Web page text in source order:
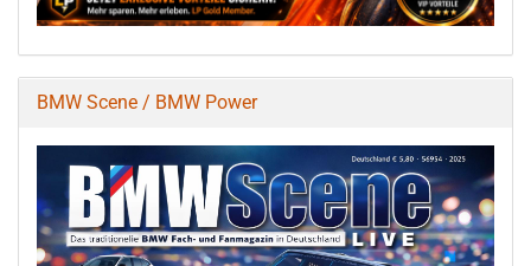
BMW Scene / BMW Power